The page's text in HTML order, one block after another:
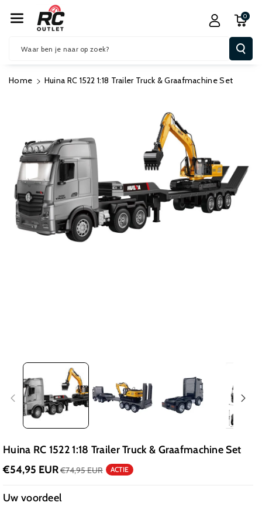
R De Conten
T
Waar ben je naar op zoek?
0
Home Huina RC 1522 1:18 Trailer Truck & Graafmachine Set
Huina RC 1522 1:18 Trailer Truck & Graafmachine Set
€54,95 EUR€74,95 EUR ACTIE
Uw voordeel